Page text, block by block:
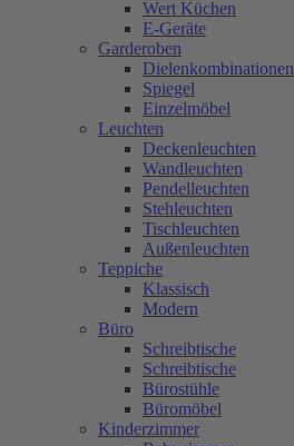
Wert Küchen
E-Geräte
Garderoben
Dielenkombinationen
Spiegel
Einzelmöbel
Leuchten
Deckenleuchten
Wandleuchten
Pendelleuchten
Stehleuchten
Tischleuchten
Außenleuchten
Teppiche
Klassisch
Modern
Büro
Schreibtische
Schreibtische
Bürostühle
Büromöbel
Kinderzimmer